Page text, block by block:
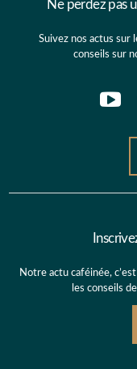
Ne perdez pas
Suivez nos actus sur
conseils sur
Notre actu caféinée,
les conseils